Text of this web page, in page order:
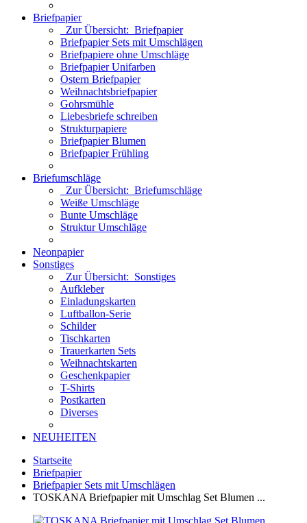
Briefpapier
Zur Übersicht: Briefpapier
Briefpapier Sets mit Umschlägen
Briefpapiere ohne Umschläge
Briefpapier Unifarben
Ostern Briefpapier
Weihnachtsbriefpapier
Gohrsmühle
Liebesbriefe schreiben
Strukturpapiere
Briefpapier Blumen
Briefpapier Frühling
Briefumschläge
Zur Übersicht: Briefumschläge
Weiße Umschläge
Bunte Umschläge
Struktur Umschläge
Neonpapier
Sonstiges
Zur Übersicht: Sonstiges
Aufkleber
Einladungskarten
Luftballon-Serie
Schilder
Tischkarten
Trauerkarten Sets
Weihnachtskarten
Geschenkpapier
T-Shirts
Postkarten
Diverses
NEUHEITEN
Startseite
Briefpapier
Briefpapier Sets mit Umschlägen
TOSKANA Briefpapier mit Umschlag Set Blumen ...